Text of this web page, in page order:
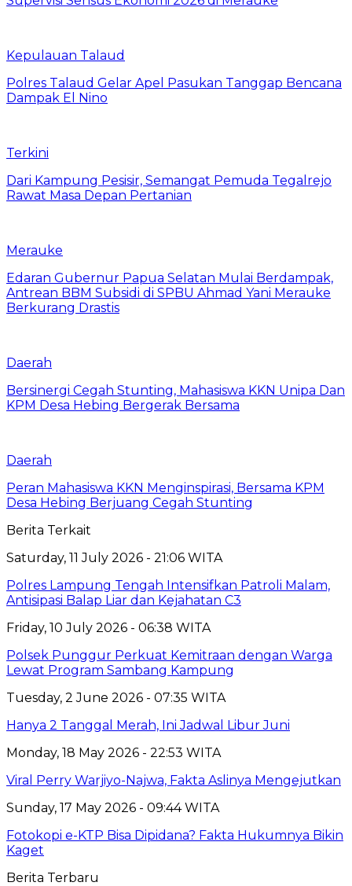
Kepulauan Talaud
Polres Talaud Gelar Apel Pasukan Tanggap Bencana
Dampak El Nino
Terkini
Dari Kampung Pesisir, Semangat Pemuda Tegalrejo
Rawat Masa Depan Pertanian
Merauke
Edaran Gubernur Papua Selatan Mulai Berdampak,
Antrean BBM Subsidi di SPBU Ahmad Yani Merauke
Berkurang Drastis
Daerah
Bersinergi Cegah Stunting, Mahasiswa KKN Unipa Dan
KPM Desa Hebing Bergerak Bersama
Daerah
Peran Mahasiswa KKN Menginspirasi, Bersama KPM
Desa Hebing Berjuang Cegah Stunting
Berita Terkait
Saturday, 11 July 2026 - 21:06 WITA
Polres Lampung Tengah Intensifkan Patroli Malam,
Antisipasi Balap Liar dan Kejahatan C3
Friday, 10 July 2026 - 06:38 WITA
Polsek Punggur Perkuat Kemitraan dengan Warga
Lewat Program Sambang Kampung
Tuesday, 2 June 2026 - 07:35 WITA
Hanya 2 Tanggal Merah, Ini Jadwal Libur Juni
Monday, 18 May 2026 - 22:53 WITA
Viral Perry Warjiyo-Najwa, Fakta Aslinya Mengejutkan
Sunday, 17 May 2026 - 09:44 WITA
Fotokopi e-KTP Bisa Dipidana? Fakta Hukumnya Bikin
Kaget
Berita Terbaru